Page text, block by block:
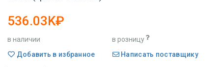
536.03K₽
в наличии
в розницу
Добавить в избранное
Написать поставщику